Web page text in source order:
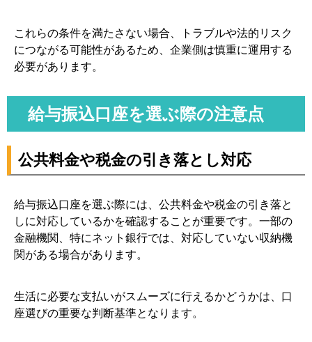
これらの条件を満たさない場合、トラブルや法的リスク
につながる可能性があるため、企業側は慎重に運用する
必要があります。
給与振込口座を選ぶ際の注意点
公共料金や税金の引き落とし対応
給与振込口座を選ぶ際には、公共料金や税金の引き落と
しに対応しているかを確認することが重要です。一部の
金融機関、特にネット銀行では、対応していない収納機
関がある場合があります。
生活に必要な支払いがスムーズに行えるかどうかは、口
座選びの重要な判断基準となります。